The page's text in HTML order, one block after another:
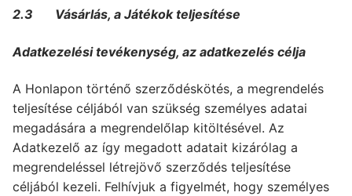
2.3 Vásárlás, a Játékok teljesítése
Adatkezelési tevékenység, az adatkezelés célja
A Honlapon történő szerződéskötés, a megrendelés
teljesítése céljából van szükség személyes adatai
megadására a megrendelőlap kitöltésével. Az
Adatkezelő az így megadott adatait kizárólag a
megrendeléssel létrejövő szerződés teljesítése
céljából kezeli. Felhívjuk a figyelmét, hogy személyes